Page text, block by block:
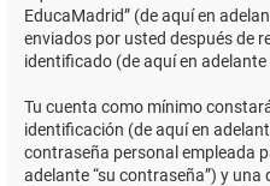
EducaMadrid” (de aquí en
enviados por usted después de
identificado (de aquí en adelante
Tu cuenta como mínimo
identificación (de aquí en
contraseña personal empleada
adelante “su contraseña”) y